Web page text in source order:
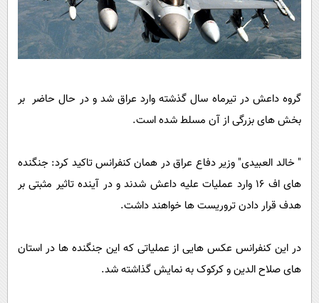
گروه داعش در تیرماه سال گذشته وارد عراق شد و در حال حاضر بر
بخش های بزرگی از آن مسلط شده است.
" خالد العبیدی" وزیر دفاع عراق در همان کنفرانس تاکید کرد: جنگنده
های اف 16 وارد عملیات علیه داعش شدند و در آینده تاثیر مثبتی بر
هدف قرار دادن تروریست ها خواهند داشت.
در این کنفرانس عکس هایی از عملیاتی که این جنگنده ها در استان
های صلاح الدین و کرکوک به نمایش گذاشته شد.